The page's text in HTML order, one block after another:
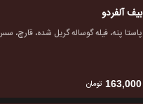
بیف آلفردو
پاستا پنه، فیله گوساله گریل شده، قارچ،
163,000 تومان